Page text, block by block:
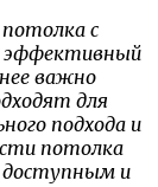
с
эффективный
важно
для
подхода и
потолка
и